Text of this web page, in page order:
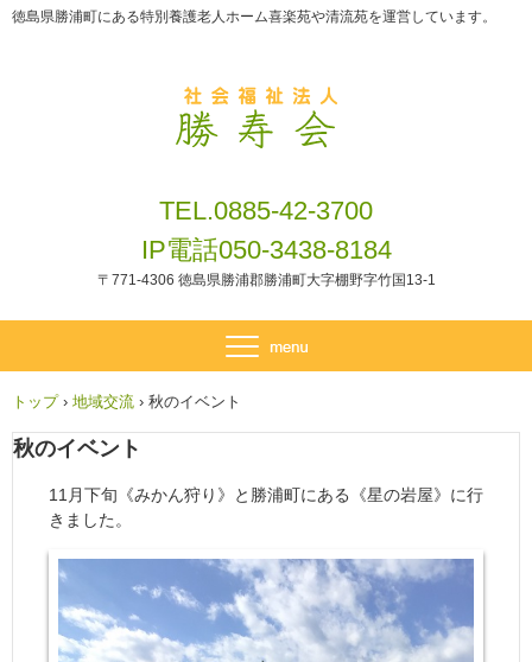
徳島県勝浦町にある特別養護老人ホーム喜楽苑や清流苑を運営しています。
TEL.0885-42-3700
IP電話050-3438-8184
〒771-4306 徳島県勝浦郡勝浦町大字棚野字竹国13-1
トップ › 地域交流 › 秋のイベント
秋のイベント
11月下旬《みかん狩り》と勝浦町にある《星の岩屋》に行
きました。